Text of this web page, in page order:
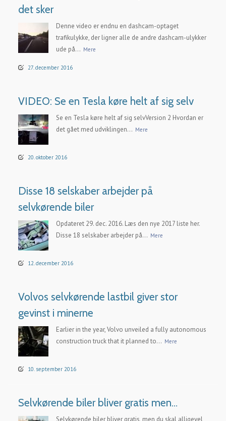
det sker
Denne video er endnu en dashcam-optaget
trafikulykke, der ligner alle de andre dashcam-ulykker
ude på... Mere
27. december 2016
VIDEO: Se en Tesla køre helt af sig selv
Se en Tesla køre helt af sig selvVersion 2 Hvordan er
det gået med udviklingen... Mere
20. oktober 2016
Disse 18 selskaber arbejder på
selvkørende biler
Opdateret 29. dec. 2016. Læs den nye 2017 liste her.
Disse 18 selskaber arbejder på... Mere
12. december 2016
Volvos selvkørende lastbil giver stor
gevinst i minerne
Earlier in the year, Volvo unveiled a fully autonomous
construction truck that it planned to... Mere
10. september 2016
Selvkørende biler bliver gratis men…
Selvkørende biler bliver gratis, men du skal alligevel